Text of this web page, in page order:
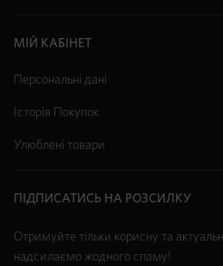
МІЙ КАБІНЕТ
Персональні дані
Історія Покупок
Улюблені товари
ПІДПИСАТИСЬ НА РОЗСИЛКУ
Отримуйте тільки корисну та
надсилаємо жодного спаму!